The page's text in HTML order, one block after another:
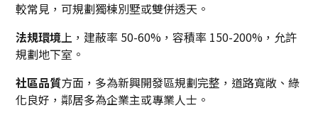
較常見，可規劃獨棟別墅或雙併透天。
法規環境 上，建蔽率 50-60%，容積率 150-200%，允許
規劃地下室。
社區品質方面，多為新興開發區規劃完整，道路寬敞、綠
化良好，鄰居多為企業主或專業人士。